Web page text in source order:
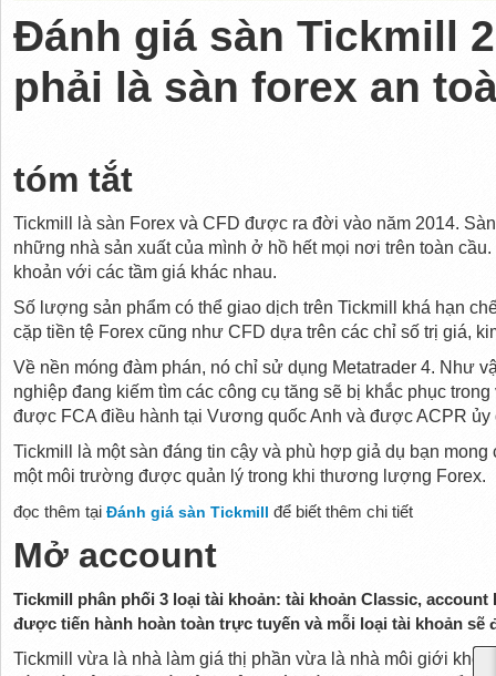
Đánh giá sàn Tickmill
phải là sàn forex an
tóm tắt
Tickmill là sàn Forex và CFD được ra đời vào năm 2014.
những nhà sản xuất của mình ở hồ hết mọi nơi trên toàn
khoản với các tầm giá khác nhau.
Số lượng sản phẩm có thể giao dịch trên Tickmill khá hạn
cặp tiền tệ Forex cũng như CFD dựa trên các chỉ số trị giá,
Về nền móng đàm phán, nó chỉ sử dụng Metatrader 4. Như
nghiệp đang kiếm tìm các công cụ tăng sẽ bị khắc phục
được FCA điều hành tại Vương quốc Anh và được ACPR ủy
Tickmill là một sàn đáng tin cậy và phù hợp giả dụ bạn
một môi trường được quản lý trong khi thương lượng Forex.
đọc thêm tại Đánh giá sàn Tickmill để biết thêm chi tiết
Mở account
Tickmill phân phối 3 loại tài khoản: tài khoản Classic, account
được tiến hành hoàn toàn trực tuyến và mỗi loại tài khoản
Tickmill vừa là nhà làm giá thị phần vừa là nhà môi giới